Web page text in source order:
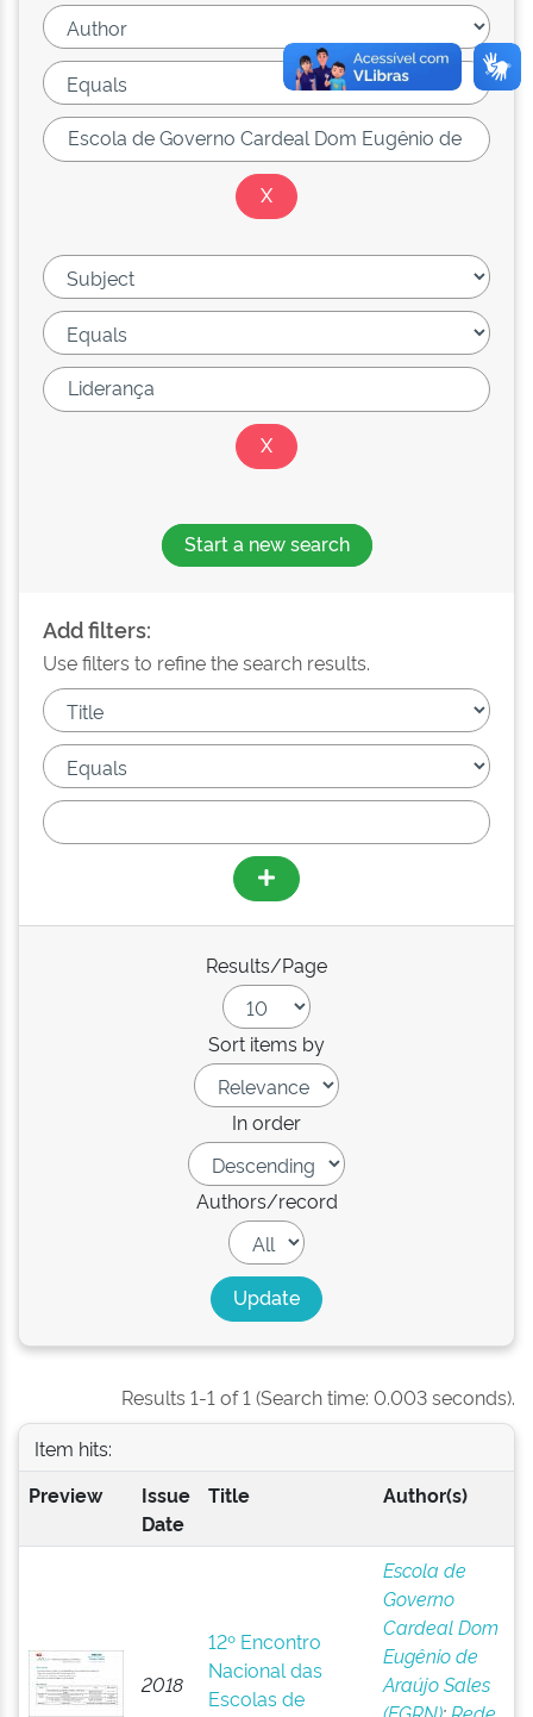
Start a new search
Add filters:
Use filters to refine the search results.
Results/Page
Sort items by
In order
Authors/record
Results 1-1 of 1 (Search time: 0.003 seconds).
Item hits:
Preview
Issue
Date
Title Author(s)
2018
12º Encontro
Nacional das
Escolas de
Escola de
Governo
Cardeal Dom
Eugênio de
Araújo Sales